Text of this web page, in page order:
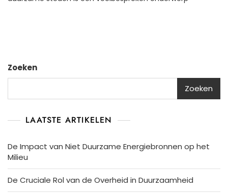
Toekomst
Zoeken
Zoeken
LAATSTE ARTIKELEN
De Impact van Niet Duurzame Energiebronnen op het
Milieu
De Cruciale Rol van de Overheid in Duurzaamheid